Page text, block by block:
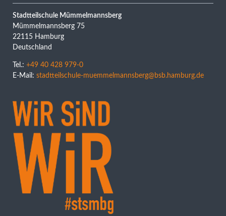
Stadtteilschule Mümmelmannsberg
Mümmelmannsberg 75
22115 Hamburg
Deutschland
Tel.: +49 40 428 979-0
E-Mail: stadtteilschule-muemmelmannsberg@bsb.hamburg.de